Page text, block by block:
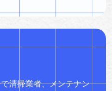
清掃業者、メンテナン